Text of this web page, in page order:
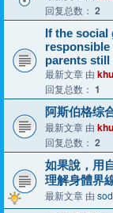
回复总数： 2
If the
responsible
parents still
最新文章 由 khu
回复总数： 1
阿斯伯格综
最新文章 由 khu
回复总数： 2
如果說，用
理解身體界
最新文章 由